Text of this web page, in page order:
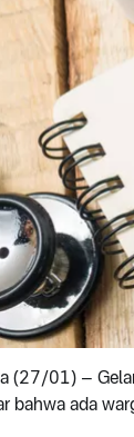
(27/01) –
bahwa ada